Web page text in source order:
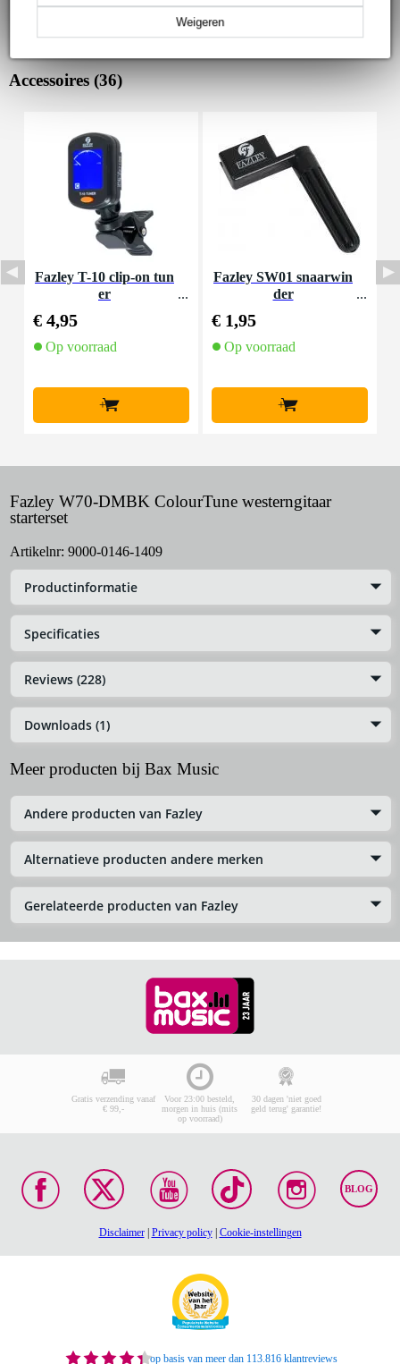
Weigeren
Accessoires (36)
Fazley T-10 clip-on tun
er
€ 4,95
Op voorraad
+
Fazley SW01 snaarwin
der
€ 1,95
Op voorraad
+
Fazley W70-DMBK ColourTune westerngitaar
starterset
Artikelnr: 9000-0146-1409
Productinformatie
Specificaties
Reviews (228)
Downloads (1)
Meer producten bij Bax Music
Andere producten van Fazley
Alternatieve producten andere merken
Gerelateerde producten van Fazley
Gratis verzending vanaf
€ 99,-
Voor 23:00 besteld,
morgen in huis (mits
op voorraad)
30 dagen 'niet goed
geld terug' garantie!
BLOG
Disclaimer| Privacy policy| Cookie-instellingen
op basis van meer dan 113.816 klantreviews